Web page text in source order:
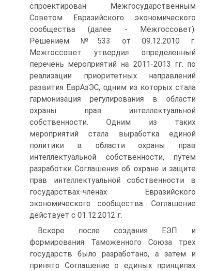
спроектирован Межгосударственным
Советом Евразийского экономического
сообщества (далее - Межгоссовет).
Решением №533 от 09.12.2010 г.
Межгоссовет утвердил определенный
перечень мероприятий на 2011-2013 гг. по
реализации приоритетных направлений
развития ЕврАзЭС, одним из которых стала
гармонизация регулирования в области
охраны прав интеллектуальной
собственности. Одним из таких
мероприятий стала выработка единой
политики в области охраны прав
интеллектуальной собственности, путем
разработки Соглашения об охране и защите
прав интеллектуальной собственности в
государствах-членах Евразийского
экономического сообщества. Соглашение
действует с 01.12.2012 г.
Вскоре после создания ЕЭП и
формирования Таможенного Союза трех
государств было разработано, а затем и
принято Соглашение о единых принципах